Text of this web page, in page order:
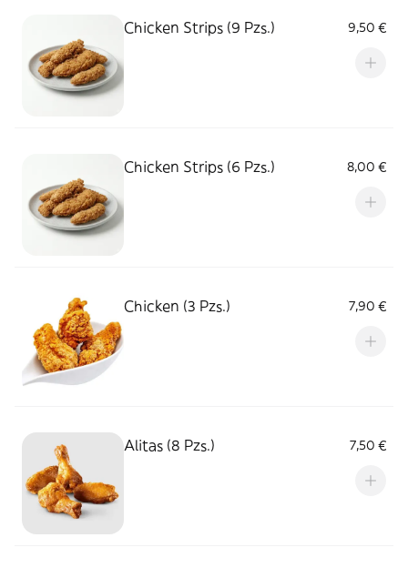
Chicken Strips (9 Pzs.) 9,50 €
Chicken Strips (6 Pzs.) 8,00 €
Chicken (3 Pzs.) 7,90 €
Alitas (8 Pzs.) 7,50 €